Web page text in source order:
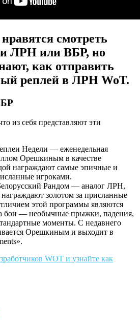
смотреть
ЛРН или ВБР, но
как отправить
реплей в ЛРН WoT.
из себя представляют эти
Недели — еженедельная
Орешкиным в качестве
награждают самые эпичные и
игроками.
Рандом — аналог ЛРН,
награждают золотом за присланные
этой программы являются
бои — необычные прыжки, падения,
моменты. С недавнего
Орешкиным и выходит в
WOT и узнайте как